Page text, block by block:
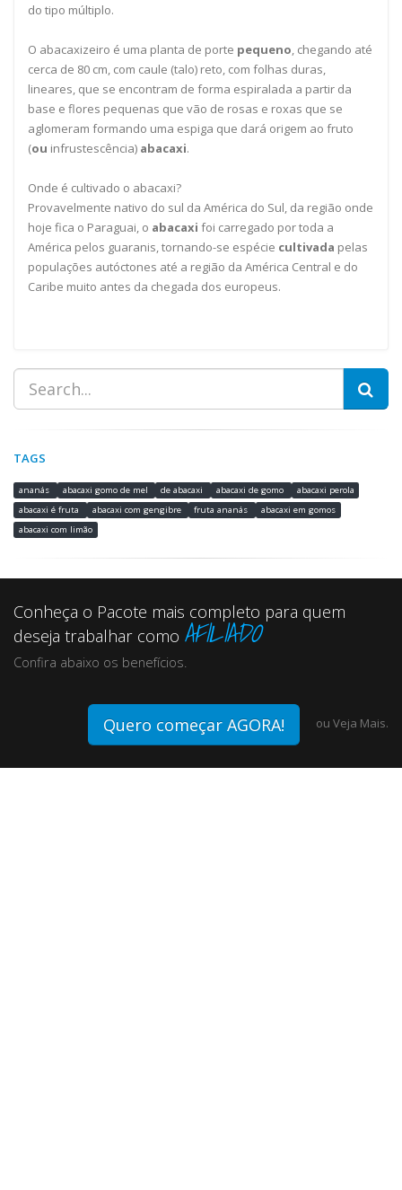
do tipo múltiplo.
O abacaxizeiro é uma planta de porte pequeno , chegando até
cerca de 80 cm, com caule (talo) reto, com folhas duras,
lineares, que se encontram de forma espiralada a partir da
base e flores pequenas que vão de rosas e roxas que se
aglomeram formando uma espiga que dará origem ao fruto
(ou infrustescência) abacaxi.
Onde é cultivado o abacaxi?
Provavelmente nativo do sul da América do Sul, da região onde
hoje fica o Paraguai, o abacaxi foi carregado por toda a
América pelos guaranis, tornando-se espécie cultivada pelas
populações autóctones até a região da América Central e do
Caribe muito antes da chegada dos europeus.
TAGS
ananás abacaxi gomo de mel de abacaxi abacaxi de gomo
abacaxi perola
abacaxi é fruta
abacaxi com gengibre fruta ananás
abacaxi em gomos
abacaxi com limão
Conheça o Pacote mais completo para quem
deseja trabalhar como AFILIADO
Confira abaixo os benefícios.
Quero começar AGORA! ou Veja Mais.